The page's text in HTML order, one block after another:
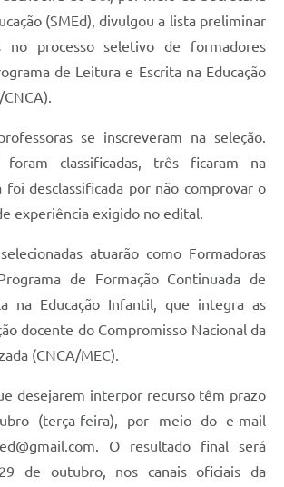
(SMEd), divulgou a lista preliminar
no processo seletivo de formadores
de Leitura e Escrita na Educação
se inscreveram na seleção.
foram classificadas, três ficaram na
foi desclassificada por não comprovar o
experiência exigido no edital.
atuarão como Formadoras
de Formação Continuada de
na Educação Infantil, que integra as
docente do Compromisso Nacional da
(CNCA/MEC).
desejarem interpor recurso têm prazo
(terça-feira), por meio do e-mail
O resultado final será
de outubro, nos canais oficiais da